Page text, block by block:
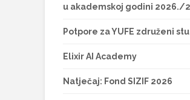
u akademskoj godini 2026./
Potpore za YUFE združeni
Elixir AI Academy
Natječaj: Fond SIZIF 2026